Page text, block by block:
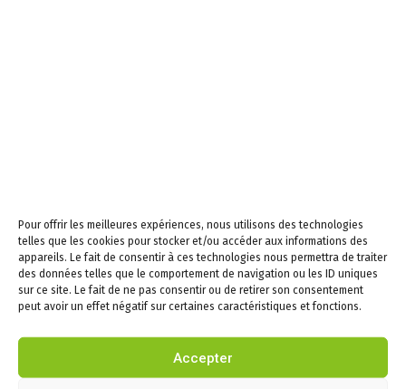
Pour offrir les meilleures expériences, nous utilisons des technologies
telles que les cookies pour stocker et/ou accéder aux informations des
appareils. Le fait de consentir à ces technologies nous permettra de traiter
des données telles que le comportement de navigation ou les ID uniques
sur ce site. Le fait de ne pas consentir ou de retirer son consentement
peut avoir un effet négatif sur certaines caractéristiques et fonctions.
Accepter
En continuant, vous
acceptez la politique de
confidentialité
Infos